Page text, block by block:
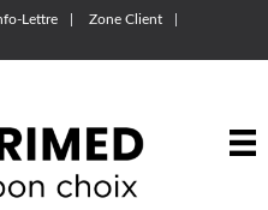
Lettre Zone Client